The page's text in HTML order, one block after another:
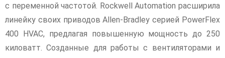
с переменной частотой. Rockwell Automation расширила
линейку своих приводов Allen-Bradley серией PowerFlex
400 HVAC, предлагая повышенную мощность до 250
киловатт. Созданные для работы с вентиляторами и